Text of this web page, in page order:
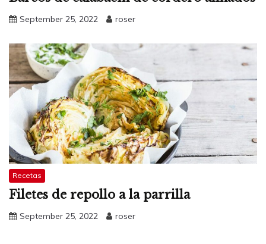
September 25, 2022 roser
Recetas
Filetes de repollo a la parrilla
September 25, 2022 roser